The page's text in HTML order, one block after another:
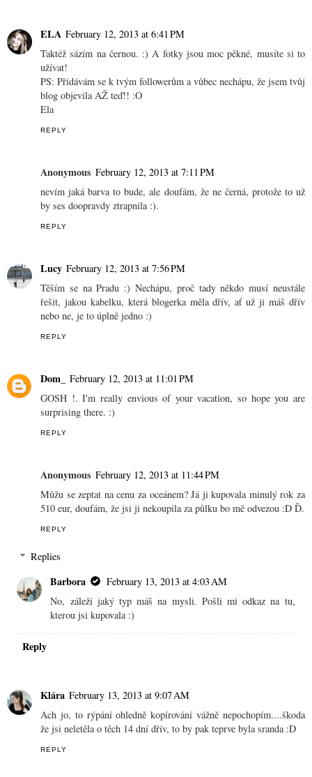
ELA February 12, 2013 at 6:41 PM
Taktéž sázím na černou. :) A fotky jsou moc pěkné, musíte si to
užívat!
PS: Přidávám se k tvým followerům a vůbec nechápu, že jsem tvůj
blog objevila AŽ teď!! :O
Ela
REPLY
Anonymous February 12, 2013 at 7:11 PM
nevím jaká barva to bude, ale doufám, že ne černá, protože to už
by ses doopravdy ztrapnila :).
REPLY
Lucy February 12, 2013 at 7:56 PM
Těším se na Pradu :) Nechápu, proč tady někdo musí neustále
řešit, jakou kabelku, která blogerka měla dřív, ať už ji máš dřív
nebo ne, je to úplně jedno :)
REPLY
Dom_
February 12, 2013 at 11:01 PM
GOSH !. I'm really envious of your vacation, so hope you are
surprising there. :)
REPLY
Anonymous February 12, 2013 at 11:44 PM
Můžu se zeptat na cenu za oceánem? Já ji kupovala minulý rok za
510 eur, doufám, že jsi ji nekoupila za půlku bo mě odvezou :D Ď.
REPLY
Replies
Barbora
February 13, 2013 at 4:03 AM
No, záleží jaký typ máš na mysli. Pošli mi odkaz na tu,
kterou jsi kupovala :)
Reply
Klára February 13, 2013 at 9:07 AM
Ach jo, to rýpání ohledně kopírování vážně nepochopím....škoda
že jsi neletěla o těch 14 dní dřív, to by pak teprve byla sranda :D
REPLY